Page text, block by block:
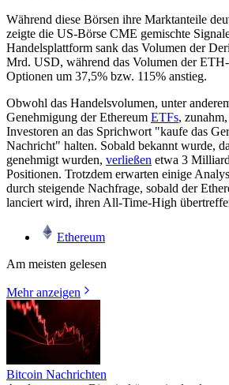
Während diese Börsen ihre Marktanteile
zeigte die US-Börse CME gemischte
Handelsplattform sank das Volumen der
Mrd. USD, während das Volumen der
Optionen um 37,5% bzw. 115% anstieg.
Obwohl das Handelsvolumen, unter
Genehmigung der Ethereum ETFs,
Investoren an das Sprichwort "kaufe das
Nachricht" halten. Sobald bekannt wurde,
genehmigt wurden, verließen etwa 3
Positionen. Trotzdem erwarten einige
durch steigende Nachfrage, sobald der
lanciert wird, ihren All-Time-High
Ethereum
Am meisten gelesen
Mehr anzeigen
Bitcoin Nachrichten